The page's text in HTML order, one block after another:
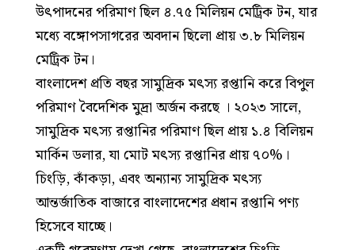
উৎপাদনের পরিমাণ ছিল ৪.৭৫ মিলিয়ন মেট্রিক টন, যার
মধ্যে বঙ্গোপসাগরের অবদান ছিলো প্রায় ৩.৮ মিলিয়ন
মেট্রিক টন।
বাংলাদেশ প্রতি বছর সামুদ্রিক মৎস্য রপ্তানি করে বিপুল
পরিমাণ বৈদেশিক মুদ্রা অর্জন করছে । ২০২৩ সালে,
সামুদ্রিক মৎস্য রপ্তানির পরিমাণ ছিল প্রায় ১.৪ বিলিয়ন
মার্কিন ডলার, যা মোট মৎস্য রপ্তানির প্রায় ৭০%।
চিংড়ি, কাঁকড়া, এবং অন্যান্য সামুদ্রিক মৎস্য
আন্তর্জাতিক বাজারে বাংলাদেশের প্রধান রপ্তানি পণ্য
হিসেবে যাচ্ছে।